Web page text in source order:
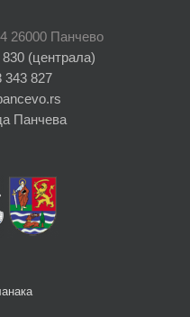
26000 Панчево
(централа)
343 827
Панчева